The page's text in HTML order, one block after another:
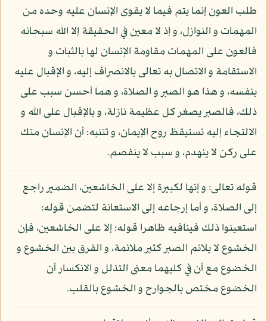
طلب العون إنما يتم فيما لا يقوى الإنسان عليه وحده من
المهمات و النوازل، و إذ لا معين في الحقيقة إلا الله سبحانه
فالعون على المهمات مقاومة الإنسان لها بالثبات و
الاستقامة و الاتصال به تعالى بالانصراف إليه، و الإقبال عليه
بنفسه، و هذا هو الصبر و الصلاة، و هما أحسن سبب على
ذلك، فالصبر يصغر كل عظيمة نازلة، و بالإقبال على الله و
الالتجاء إليه تستيقظ روح الإيمان، و تتنبه: أن الإنسان متك
على ركن لا ينهدم، و سبب لا ينفصم.
قوله تعالى: و إنها لكبيرة إلا على الخاشعين، الضمير راجع
إلى الصلاة، و أما إرجاعه إلى الاستعانة لتضمن قوله:
استعينوا ذلك فينافيه ظاهرا قوله: إلا على الخاشعين، فإن
الخشوع لا يلائم الصبر كثير ملائمة، و الفرق بين الخشوع و
الخضوع مع أن في كليهما معنى التذلل و الانكسار أن
الخضوع مختص بالجوارح و الخشوع بالقلب.